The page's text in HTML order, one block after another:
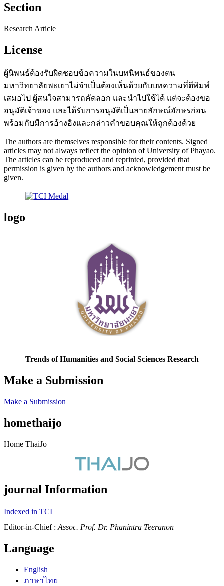
Section
Research Article
License
ผู้นิพนธ์ต้องรับผิดชอบข้อความในบทนิพนธ์ของตน
มหาวิทยาลัยพะเยาไม่จำเป็นต้องเห็นด้วยกับบทความที่ตีพิมพ์
เสมอไป ผู้สนใจสามารถคัดลอก และนำไปใช้ได้ แต่จะต้องขอ
อนุมัติเจ้าของ และได้รับการอนุมัติเป็นลายลักษณ์อักษรก่อน
พร้อมกับมีการอ้างอิงและกล่าวคำขอบคุณให้ถูกต้องด้วย
The authors are themselves responsible for their contents. Signed
articles may not always reflect the opinion of University of Phayao.
The articles can be reproduced and reprinted, provided that
permission is given by the authors and acknowledgement must be
given.
logo
Trends of Humanities and Social Sciences Research
Make a Submission
Make a Submission
homethaijo
Home ThaiJo
journal Information
Indexed in TCI
Editor-in-Chief :Assoc. Prof. Dr. Phanintra Teeranon
Language
English
ภาษาไทย